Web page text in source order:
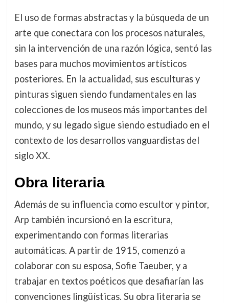
El uso de formas abstractas y la búsqueda de un
arte que conectara con los procesos naturales,
sin la intervención de una razón lógica, sentó las
bases para muchos movimientos artísticos
posteriores. En la actualidad, sus esculturas y
pinturas siguen siendo fundamentales en las
colecciones de los museos más importantes del
mundo, y su legado sigue siendo estudiado en el
contexto de los desarrollos vanguardistas del
siglo XX.
Obra literaria
Además de su influencia como escultor y pintor,
Arp también incursionó en la escritura,
experimentando con formas literarias
automáticas. A partir de 1915, comenzó a
colaborar con su esposa, Sofie Taeuber, y a
trabajar en textos poéticos que desafiarían las
convenciones lingüísticas. Su obra literaria se